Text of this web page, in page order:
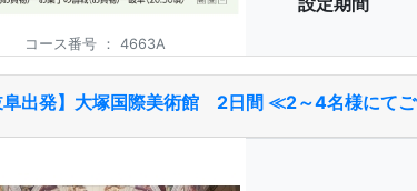
コース番号 ： 4663A
阜出発】大塚国際美術館 2日間 ≪2～4名様にて